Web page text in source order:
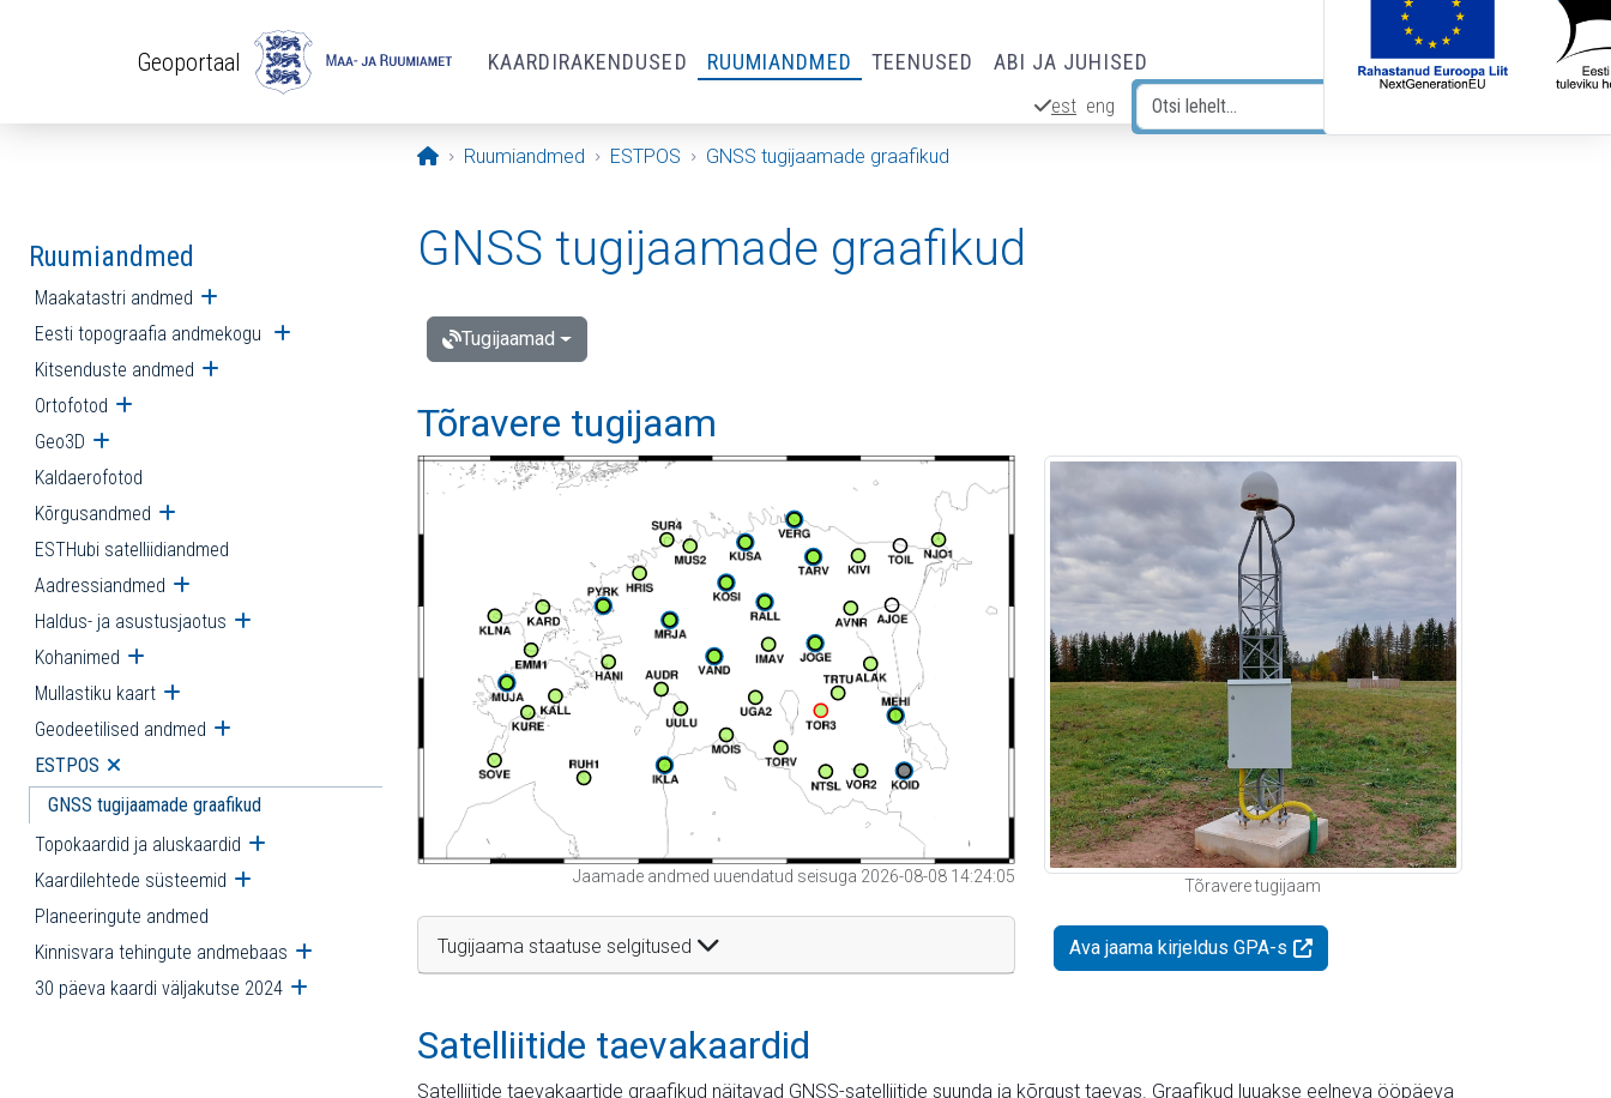
Geoportaal KAARDIRAKENDUSED RUUMIANDMED TEENUSED ABI JA JUHISED
est eng
Avaleht
Ruumiandmed ESTPOS GNSS tugijaamade graafikud
Ruumiandmed
Maakatastri andmed Ava alammenüü
Eesti topograafia andmekogu Ava alammenüü
Kitsenduste andmed Ava alammenüü
Ortofotod Ava alammenüü
Geo3D Ava alammenüü
Kaldaerofotod
Kõrgusandmed Ava alammenüü
ESTHubi satelliidiandmed
Aadressiandmed Ava alammenüü
Haldus- ja asustusjaotus Ava alammenüü
Kohanimed Ava alammenüü
Mullastiku kaart Ava alammenüü
Geodeetilised andmed Ava alammenüü
ESTPOS Ava alammenüü
GNSS tugijaamade graafikud
Topokaardid ja aluskaardid Ava alammenüü
Kaardilehtede süsteemid Ava alammenüü
Planeeringute andmed
Kinnisvara tehingute andmebaas Ava alammenüü
30 päeva kaardi väljakutse 2024 Ava alammenüü
GNSS tugijaamade graafikud
Tugijaamad
Tõravere tugijaam
Jaamade andmed uuendatud seisuga 2026-08-08 14:24:05
Tugijaama staatuse selgitused
Tõravere tugijaam
Ava jaama kirjeldus GPA-s
Satelliitide taevakaardid
Satelliitide taevakaartide graafikud näitavad GNSS-satelliitide suunda ja kõrgust taevas. Graafikud luuakse eelneva ööpäeva